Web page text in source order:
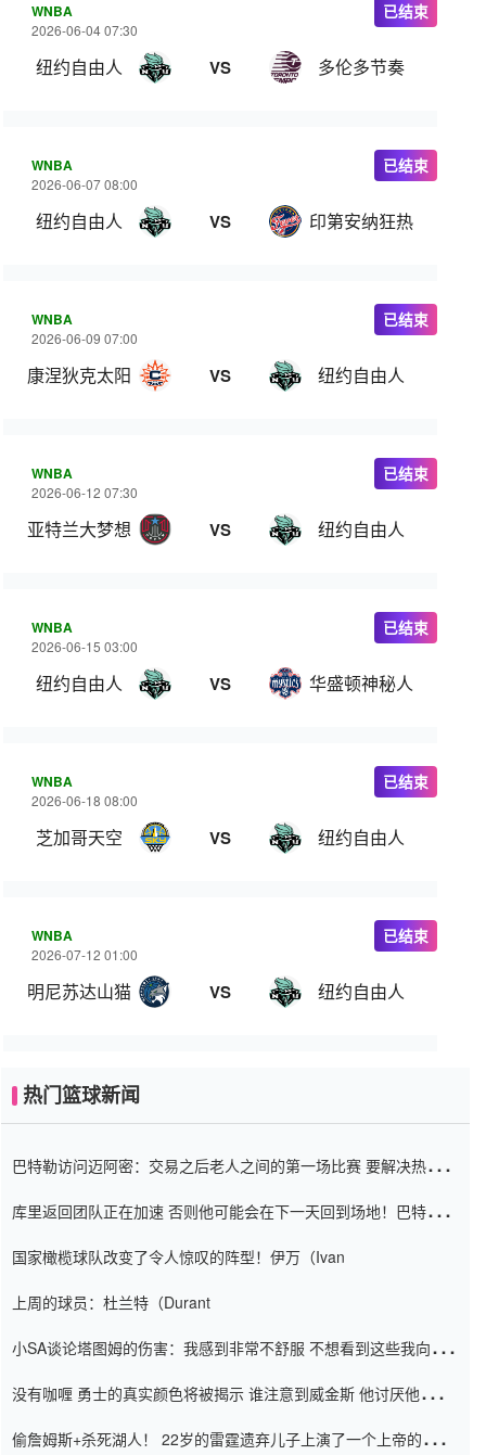
WNBA
2026-06-04 07:30
纽约自由人 VS 多伦多节奏
已结束
WNBA
2026-06-07 08:00
纽约自由人 VS 印第安纳狂热
已结束
WNBA
2026-06-09 07:00
康涅狄克太阳 VS 纽约自由人
已结束
WNBA
2026-06-12 07:30
亚特兰大梦想 VS 纽约自由人
已结束
WNBA
2026-06-15 03:00
纽约自由人 VS 华盛顿神秘人
已结束
WNBA
2026-06-18 08:00
芝加哥天空 VS 纽约自由人
已结束
WNBA
2026-07-12 01:00
明尼苏达山猫 VS 纽约自由人
已结束
热门篮球新闻
巴特勒访问迈阿密：交易之后老人之间的第一场比赛 要解决热情的
库里返回团队正在加速 否则他可能会在下一天回到场地！巴特勒迈
国家橄榄球队改变了令人惊叹的阵型！伊万（Ivan
上周的球员：杜兰特（Durant
小SA谈论塔图姆的伤害：我感到非常不舒服 不想看到这些我向他
没有咖喱 勇士的真实颜色将被揭示 谁注意到威金斯 他讨厌他的老
偷詹姆斯+杀死湖人！ 22岁的雷霆遗弃儿子上演了一个上帝的剧